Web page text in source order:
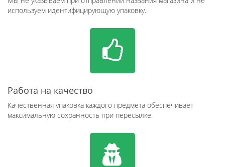
используем идентифицирующую упаковку.
Работа на качество
Качественная упаковка каждого предмета обеспечивает
максимальную сохранность при пересылке.